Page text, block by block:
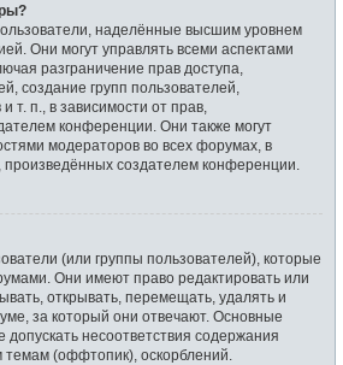
наделённые высшим уровнем
Они могут управлять всеми аспектами
разграничение прав доступа,
создание групп пользователей,
т. п., в зависимости от прав,
конференции. Они также могут
модераторов во всех форумах, в
произведённых создателем конференции.
(или группы пользователей), которые
Они имеют право редактировать или
открывать, перемещать, удалять и
за который они отвечают. Основные
несоответствия содержания
(оффтопик), оскорблений.